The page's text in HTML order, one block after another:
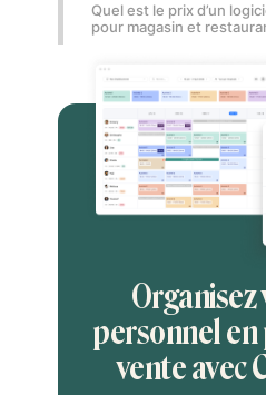
Quel est le prix d’un
pour magasin et
personnel
vente avec